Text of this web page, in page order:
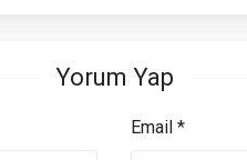
Yorum Yap
Email *